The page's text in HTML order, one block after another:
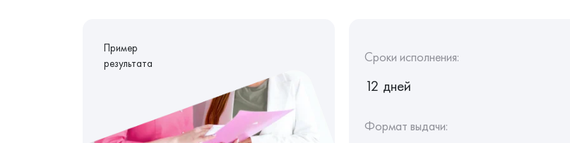
Пример
результата
Сроки исполнения:
12 дней
Формат выдачи: